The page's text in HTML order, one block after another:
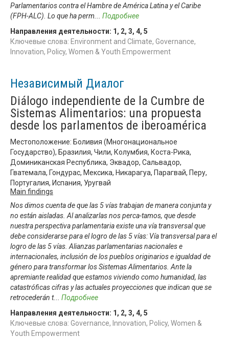
Parlamentarios contra el Hambre de América Latina y el Caribe
(FPH-ALC). Lo que ha perm
Подробнее
Направления деятельности: 1 , 2, 3, 4, 5
Ключевые слова: Environment and Climate, Governance,
Innovation, Policy, Women & Youth Empowerment
Независимый Диалог
Diálogo independiente de la Cumbre de
Sistemas Alimentarios: una propuesta
desde los parlamentos de iberoamérica
Местоположение: Боливия (Многонациональное
Государство), Бразилия, Чили, Колумбия, Коста-Рика,
Доминиканская Республика, Эквадор, Сальвадор,
Гватемала, Гондурас, Мексика, Никарагуа, Парагвай, Перу,
Португалия, Испания, Уругвай
Main findings
Nos dimos cuenta de que las 5 vías trabajan de manera conjunta y
no están aisladas. Al analizarlas nos perca-tamos, que desde
nuestra perspectiva parlamentaria existe una vía transversal que
debe considerarse para el logro de las 5 vías: Vía transversal para el
logro de las 5 vías. Alianzas parlamentarias nacionales e
internacionales, inclusión de los pueblos originarios e igualdad de
género para transformar los Sistemas Alimentarios. Ante la
apremiante realidad que estamos viviendo como humanidad, las
catastróficas cifras y las actuales proyecciones que indican que se
retrocederán t... Подробнее
Направления деятельности: 1 , 2, 3, 4, 5
Ключевые слова: Governance, Innovation, Policy, Women &
Youth Empowerment